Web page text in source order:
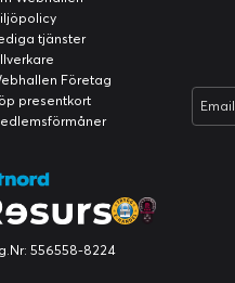
tjänster
Företag
presentkort
Email
556558-8224